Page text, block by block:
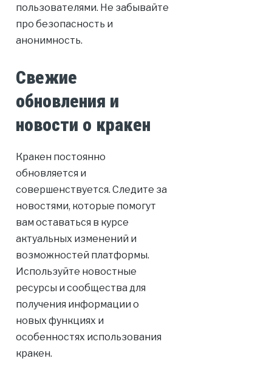
пользователями. Не забывайте
про безопасность и
анонимность.
Свежие
обновления и
новости о кракен
Кракен постоянно
обновляется и
совершенствуется. Следите за
новостями, которые помогут
вам оставаться в курсе
актуальных изменений и
возможностей платформы.
Используйте новостные
ресурсы и сообщества для
получения информации о
новых функциях и
особенностях использования
кракен.